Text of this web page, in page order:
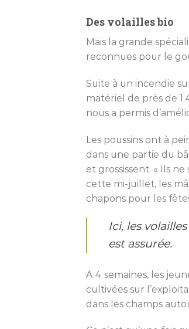
Des volailles bio
Mais la grande
reconnues pour le
Suite à un incendie
matériel de près de
nous a permis
Les poussins ont à
dans une partie du
et grossissent. « Ils
cette mi-juillet, les
chapons pour les
Ici, les
est assurée.
A 4 semaines, les
cultivées sur
dans les champs